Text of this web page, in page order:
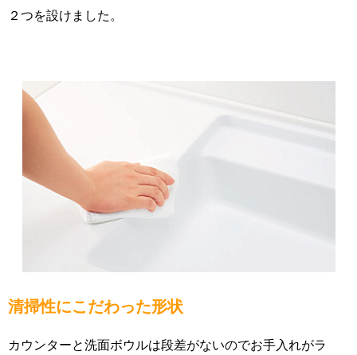
２つを設けました。
清掃性にこだわった形状
カウンターと洗面ボウルは段差がないのでお手入れがラ